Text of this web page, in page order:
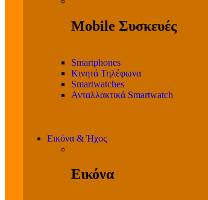
Mobile Συσκευές
Smartphones
Κινητά Τηλέφωνα
Smartwatches
Ανταλλακτικά Smartwatch
Εικόνα & Ήχος
Εικόνα